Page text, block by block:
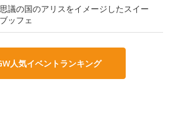
議の国のアリスをイメージしたスイー
ッフェ
人気イベントランキング